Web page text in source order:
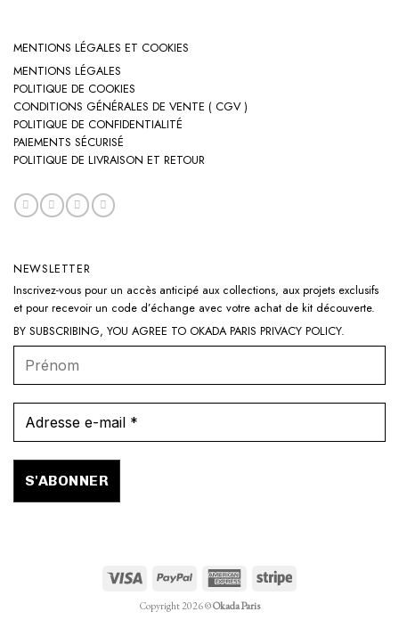
MENTIONS LÉGALES ET COOKIES
MENTIONS LÉGALES
POLITIQUE DE COOKIES
CONDITIONS GÉNÉRALES DE VENTE ( CGV )
POLITIQUE DE CONFIDENTIALITÉ
PAIEMENTS SÉCURISÉ
POLITIQUE DE LIVRAISON ET RETOUR
NEWSLETTER
Inscrivez-vous pour un accès anticipé aux collections, aux projets exclusifs
et pour recevoir un code d’échange avec votre achat de kit découverte.
BY SUBSCRIBING, YOU AGREE TO OKADA PARIS PRIVACY POLICY.
Visa PayPal
American
Stripe
Copyright 2026 ©Okada Paris